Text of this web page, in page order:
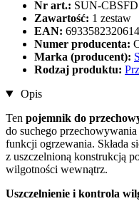
Nr art.: SUN-
Zawartość: 1 zestaw
EAN: 6933582320614
Numer producenta:
Marka (producent):
Rodzaj produktu:
Opis
Ten pojemnik do
do suchego
funkcji ogrzewania. Składa
z uszczelnioną konstrukcją
wilgotności wewnątrz.
Uszczelnienie i kontrola